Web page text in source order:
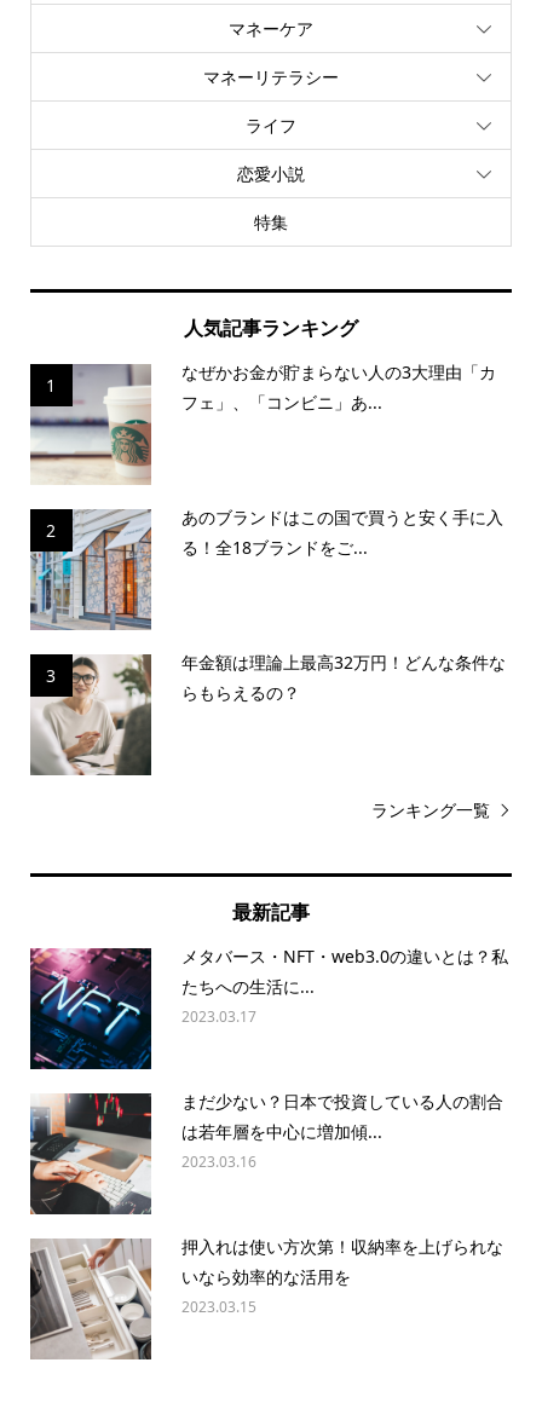
マネーケア
マネーリテラシー
ライフ
恋愛小説
特集
人気記事ランキング
1
なぜかお金が貯まらない人の3大理由「カ
フェ」、「コンビニ」あ...
2
あのブランドはこの国で買うと安く手に入
る！全18ブランドをご...
3
年金額は理論上最高32万円！どんな条件な
らもらえるの？
ランキング一覧
最新記事
メタバース・NFT・web3.0の違いとは？私
たちへの生活に...
2023.03.17
まだ少ない？日本で投資している人の割合
は若年層を中心に増加傾...
2023.03.16
押入れは使い方次第！収納率を上げられな
いなら効率的な活用を
2023.03.15